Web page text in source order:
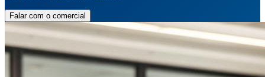
Falar com o comercial